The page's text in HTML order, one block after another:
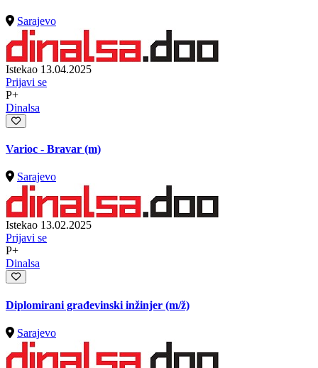
Sarajevo
Istekao 13.04.2025
Prijavi se
P+
Dinalsa
Varioc - Bravar (m)
Sarajevo
Istekao 13.02.2025
Prijavi se
P+
Dinalsa
Diplomirani građevinski inžinjer (m/ž)
Sarajevo